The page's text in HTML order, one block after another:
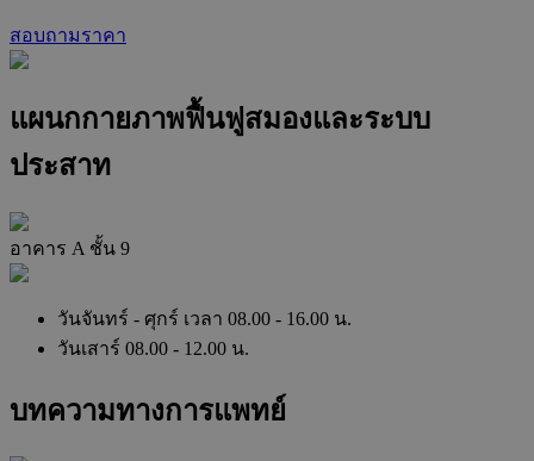
สอบถามราคา
แผนกกายภาพฟื้นฟูสมองและระบบ
ประสาท
อาคาร A ชั้น 9
วันจันทร์ - ศุกร์ เวลา 08.00 - 16.00 น.
วันเสาร์ 08.00 - 12.00 น.
บทความทางการแพทย์